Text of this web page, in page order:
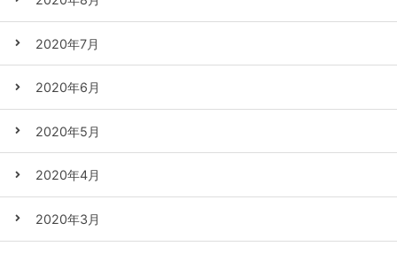
2020年7月
2020年6月
2020年5月
2020年4月
2020年3月